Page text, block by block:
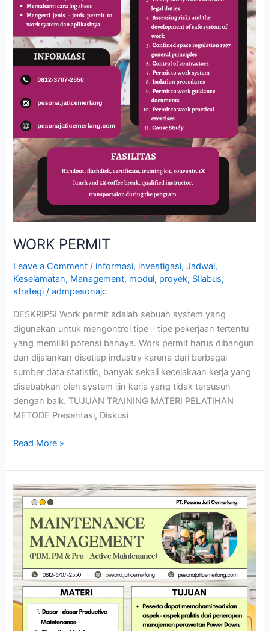
WORK PERMIT
Leave a Comment / informasi, investigasi,Jadwal,
Keselamatan, Management, modul, proyek, SIlabus,
strategi /admpesonajc
DESKRIPSI Work permit adalah sebuah system yang
digunakan untuk mengontrol tipe – tipe pekerjaan tertentu
yang memiliki potensi bahaya. Work permit harus dibangun
dan dijalankan disetiap industry karena dari berbagai
sumber data statistic, banyak sekali kecelakaan kerja yang
disebabkan oleh system ijin kerja yang tidak tersusun
dengan baik. TUJUAN TRAINING MATERI PELATIHAN
METODE Presentasi, Diskusi
Read More »
MAINTENANCE
MANAGEMENT
(PDM,
Active
Maintenance)